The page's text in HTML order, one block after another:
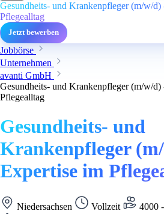
Gesundheits- und Krankenpfleger (m/w/d)
Pflegealltag
Jetzt bewerben
Jobbörse
Unternehmen
avanti GmbH
Gesundheits- und Krankenpfleger (m/w/d)
Pflegealltag
Gesundheits- und
Krankenpfleger
Expertise im
Niedersachsen Vollzeit
4000